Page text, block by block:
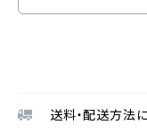
送料・配送方法